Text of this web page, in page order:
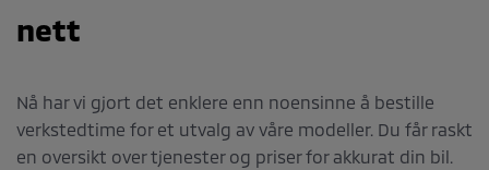
nett
Nå har vi gjort det enklere enn noensinne å bestille
verkstedtime for et utvalg av våre modeller. Du får raskt
en oversikt over tjenester og priser for akkurat din bil.